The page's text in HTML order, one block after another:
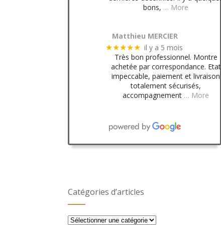
bons, … More
Matthieu MERCIER
★★★★★ il y a 5 mois
Très bon professionnel. Montre
achetée par correspondance. Etat
impeccable, paiement et livraison
totalement sécurisés,
accompagnement … More
Catégories d’articles
Catégories